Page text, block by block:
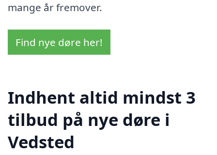
mange år fremover.
Find nye døre her!
Indhent altid mindst 3
tilbud på nye døre i
Vedsted